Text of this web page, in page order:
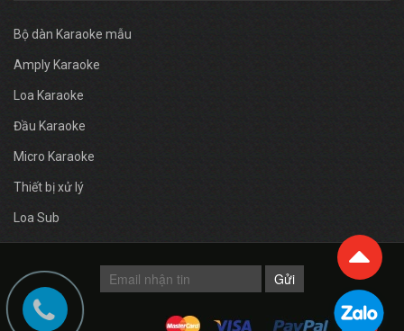
Bộ dàn Karaoke mẫu
Amply Karaoke
Loa Karaoke
Đầu Karaoke
Micro Karaoke
Thiết bị xử lý
Loa Sub
Gửi